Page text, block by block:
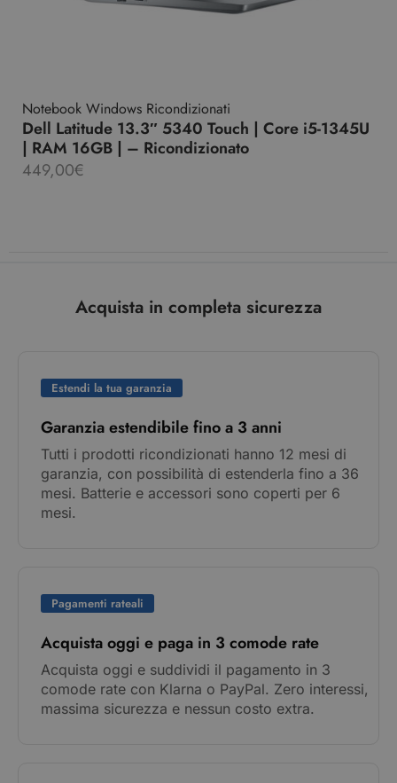
Notebook Windows Ricondizionati
Dell Latitude 13.3″ 5340 Touch | Core i5-1345U
| RAM 16GB | – Ricondizionato
449,00€
Acquista in completa sicurezza
Estendi la tua garanzia
Garanzia estendibile fino a 3 anni
Tutti i prodotti ricondizionati hanno 12 mesi di
garanzia, con possibilità di estenderla fino a 36
mesi. Batterie e accessori sono coperti per 6
mesi.
Pagamenti rateali
Acquista oggi e paga in 3 comode rate
Acquista oggi e suddividi il pagamento in 3
comode rate con Klarna o PayPal. Zero interessi,
massima sicurezza e nessun costo extra.